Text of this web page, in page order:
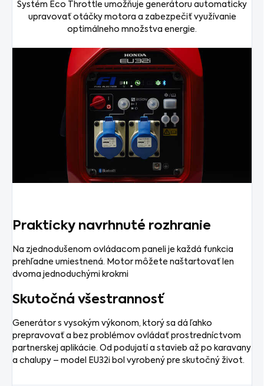
Systém Eco Throttle umožňuje generátoru automaticky
upravovať otáčky motora a zabezpečiť využívanie
optimálneho množstva energie.
Prakticky navrhnuté rozhranie
Na zjednodušenom ovládacom paneli je každá funkcia
prehľadne umiestnená. Motor môžete naštartovať len
dvoma jednoduchými krokmi
Skutočná všestrannosť
Generátor s vysokým výkonom, ktorý sa dá ľahko
prepravovať a bez problémov ovládať prostredníctvom
partnerskej aplikácie. Od podujatí a stavieb až po karavany
a chalupy – model EU32i bol vyrobený pre skutočný život.